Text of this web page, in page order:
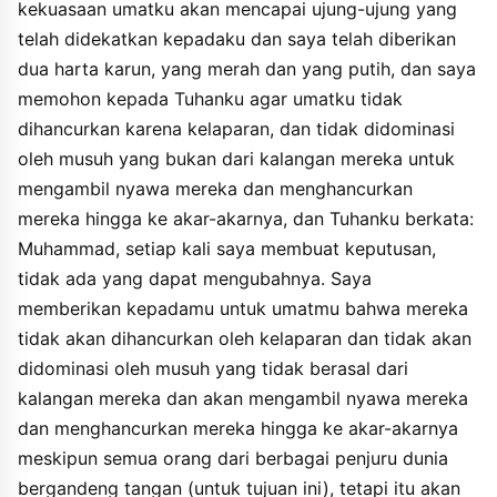
anfusihim yastabihu baydhatahum walawi ajtamaa alayhim man
biaqthariha - aw qala man bayna aqthariha - hatta yakuna
badhuhum yuhliku badhan wayasbi badhuhum badhan ".
kekuasaan umatku akan mencapai ujung-ujung yang
telah didekatkan kepadaku dan saya telah diberikan
dua harta karun, yang merah dan yang putih, dan saya
memohon kepada Tuhanku agar umatku tidak
dihancurkan karena kelaparan, dan tidak didominasi
oleh musuh yang bukan dari kalangan mereka untuk
mengambil nyawa mereka dan menghancurkan
mereka hingga ke akar-akarnya, dan Tuhanku berkata:
Muhammad, setiap kali saya membuat keputusan,
tidak ada yang dapat mengubahnya. Saya
memberikan kepadamu untuk umatmu bahwa mereka
tidak akan dihancurkan oleh kelaparan dan tidak akan
didominasi oleh musuh yang tidak berasal dari
kalangan mereka dan akan mengambil nyawa mereka
dan menghancurkan mereka hingga ke akar-akarnya
meskipun semua orang dari berbagai penjuru dunia
bergandeng tangan (untuk tujuan ini), tetapi itu akan